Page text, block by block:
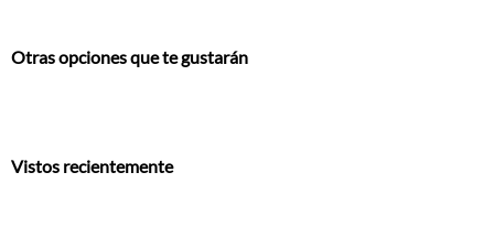
Otras opciones que te gustarán
Vistos recientemente